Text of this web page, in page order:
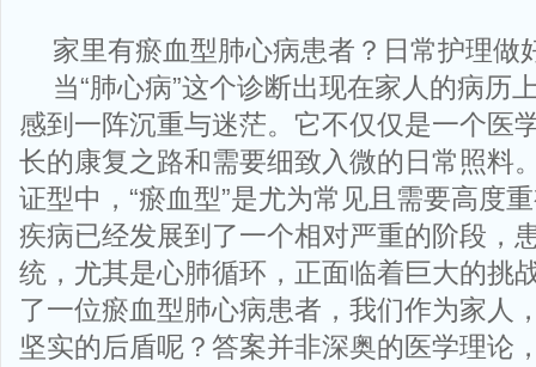
家里有瘀血型肺心病患者？日常护理做
当“肺心病”这个诊断出现在家人的病历
感到一阵沉重与迷茫。它不仅仅是一个医
长的康复之路和需要细致入微的日常照料
证型中，“瘀血型”是尤为常见且需要高度
疾病已经发展到了一个相对严重的阶段，
统，尤其是心肺循环，正面临着巨大的挑
了一位瘀血型肺心病患者，我们作为家人
坚实的后盾呢？答案并非深奥的医学理论